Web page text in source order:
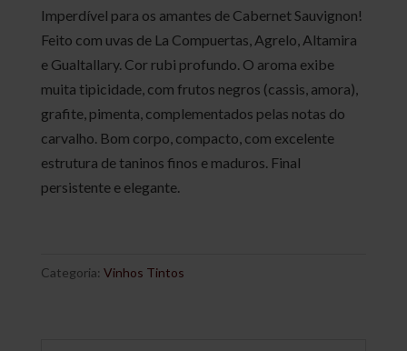
Imperdível para os amantes de Cabernet Sauvignon!
Feito com uvas de La Compuertas, Agrelo, Altamira
e Gualtallary. Cor rubi profundo. O aroma exibe
muita tipicidade, com frutos negros (cassis, amora),
grafite, pimenta, complementados pelas notas do
carvalho. Bom corpo, compacto, com excelente
estrutura de taninos finos e maduros. Final
persistente e elegante.
Categoria: Vinhos Tintos